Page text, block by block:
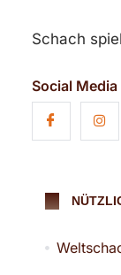
Schach
Social Media